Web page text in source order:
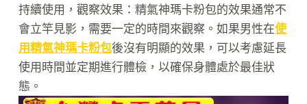
持續使用，觀察效果：精氣神瑪卡粉包的效果通常不
會立竿見影，需要一定的時間來觀察。如果男性在使
用精氣神瑪卡粉包後沒有明顯的效果，可以考慮延長
使用時間並定期進行體檢，以確保身體處於最佳狀
態。